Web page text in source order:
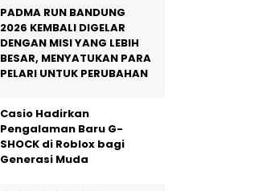
PADMA RUN BANDUNG
2026 KEMBALI DIGELAR
DENGAN MISI YANG LEBIH
BESAR, MENYATUKAN PARA
PELARI UNTUK PERUBAHAN
Casio Hadirkan
Pengalaman Baru G-
SHOCK di Roblox bagi
Generasi Muda